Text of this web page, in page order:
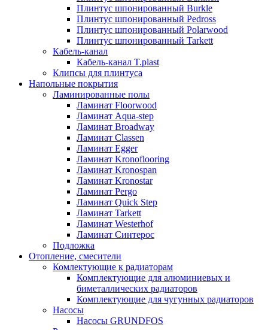
Плинтус шпонированный Burkle
Плинтус шпонированный Pedross
Плинтус шпонированный Polarwood
Плинтус шпонированный Tarkett
Кабель-канал
Кабель-канал T.plast
Клипсы для плинтуса
Напольные покрытия
Ламинированные полы
Ламинат Floorwood
Ламинат Aqua-step
Ламинат Broadway
Ламинат Classen
Ламинат Egger
Ламинат Kronoflooring
Ламинат Kronospan
Ламинат Kronostar
Ламинат Pergo
Ламинат Quick Step
Ламинат Tarkett
Ламинат Westerhof
Ламинат Синтерос
Подложка
Отопление, смесители
Комлектующие к радиаторам
Комплектующие для алюминиевых и
биметаллических радиаторов
Комплектующие для чугунных радиаторов
Насосы
Насосы GRUNDFOS